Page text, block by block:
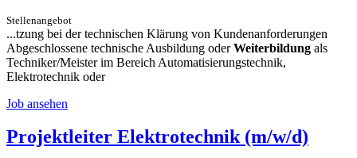
Stellenangebot
...tzung bei der technischen Klärung von Kundenanforderungen
Abgeschlossene technische Ausbildung oderWeiterbildung als
Techniker/Meister im Bereich Automatisierungstechnik,
Elektrotechnik oder
Job ansehen
Projektleiter Elektrotechnik (m/w/d)